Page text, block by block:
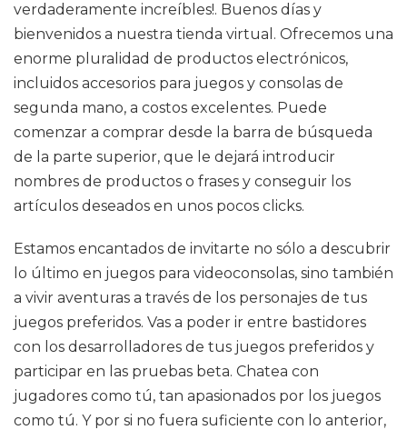
verdaderamente increíbles!. Buenos días y
bienvenidos a nuestra tienda virtual. Ofrecemos una
enorme pluralidad de productos electrónicos,
incluidos accesorios para juegos y consolas de
segunda mano, a costos excelentes. Puede
comenzar a comprar desde la barra de búsqueda
de la parte superior, que le dejará introducir
nombres de productos o frases y conseguir los
artículos deseados en unos pocos clicks.
Estamos encantados de invitarte no sólo a descubrir
lo último en juegos para videoconsolas, sino también
a vivir aventuras a través de los personajes de tus
juegos preferidos. Vas a poder ir entre bastidores
con los desarrolladores de tus juegos preferidos y
participar en las pruebas beta. Chatea con
jugadores como tú, tan apasionados por los juegos
como tú. Y por si no fuera suficiente con lo anterior,